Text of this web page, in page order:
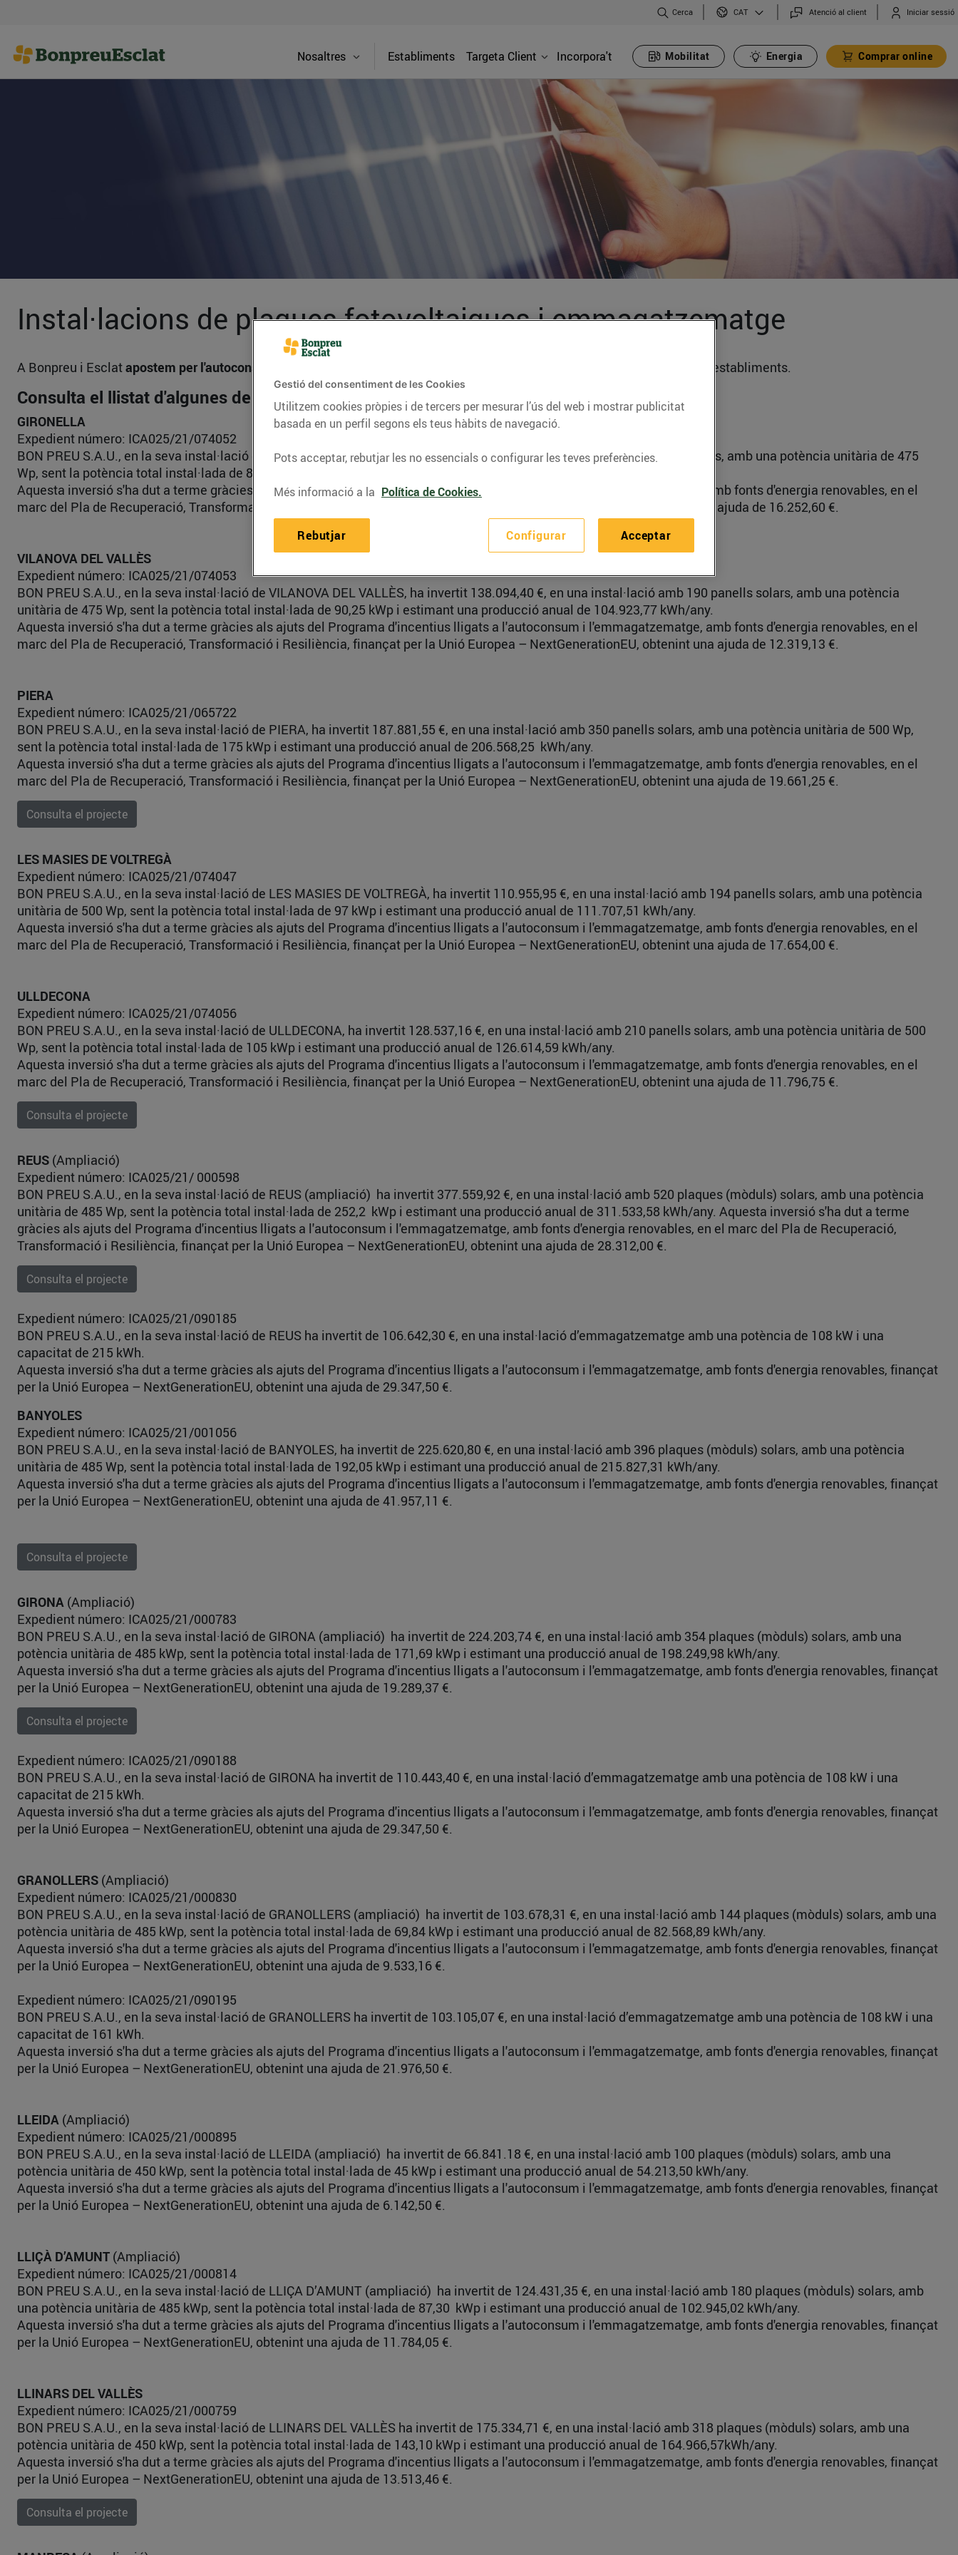
Cerca CAT Atenció al client Iniciar sessió
Nosaltres Establiments Targeta Client Incorpora't Mobilitat Energia Comprar online
Instal·lacions de plaques fotovoltaiques i emmagatzematge
A Bonpreu i Esclatapostem per l'autoconsum, la instal·lació de plaques fotovoltaiques i emmagatzematge en els nostres establiments.
Consulta el llistat d'algunes de les instal·lacions actuals:
GIRONELLA
Expedient número: ICA025/21/074052
BON PREU S.A.U., en la seva instal·lació de GIRONELLA ha invertit 136.909,83 €, en una instal·lació amb 188 panells solars, amb una potència unitària de 475
Wp, sent la potència total instal·lada de 89,30 kWp i estimant una producció anual de 100.984,67 kWh/any.
Aquesta inversió s'ha dut a terme gràcies als ajuts del Programa d'incentius lligats a l'autoconsum i l'emmagatzematge, amb fonts d'energia renovables, en el
marc del Pla de Recuperació, Transformació i Resiliència, finançat per la Unió Europea – NextGenerationEU, obtenint una ajuda de 16.252,60 €.
VILANOVA DEL VALLÈS
Expedient número: ICA025/21/074053
BON PREU S.A.U., en la seva instal·lació de VILANOVA DEL VALLÈS, ha invertit 138.094,40 €, en una instal·lació amb 190 panells solars, amb una potència
unitària de 475 Wp, sent la potència total instal·lada de 90,25 kWp i estimant una producció anual de 104.923,77 kWh/any.
Aquesta inversió s'ha dut a terme gràcies als ajuts del Programa d'incentius lligats a l'autoconsum i l'emmagatzematge, amb fonts d'energia renovables, en el
marc del Pla de Recuperació, Transformació i Resiliència, finançat per la Unió Europea – NextGenerationEU, obtenint una ajuda de 12.319,13 €.
PIERA
Expedient número: ICA025/21/065722
BON PREU S.A.U., en la seva instal·lació de PIERA, ha invertit 187.881,55 €, en una instal·lació amb 350 panells solars, amb una potència unitària de 500 Wp,
sent la potència total instal·lada de 175 kWp i estimant una producció anual de 206.568,25 kWh/any.
Aquesta inversió s'ha dut a terme gràcies als ajuts del Programa d'incentius lligats a l'autoconsum i l'emmagatzematge, amb fonts d'energia renovables, en el
marc del Pla de Recuperació, Transformació i Resiliència, finançat per la Unió Europea – NextGenerationEU, obtenint una ajuda de 19.661,25 €.
Consulta el projecte
LES MASIES DE VOLTREGÀ
Expedient número: ICA025/21/074047
BON PREU S.A.U., en la seva instal·lació de LES MASIES DE VOLTREGÀ, ha invertit 110.955,95 €, en una instal·lació amb 194 panells solars, amb una potència
unitària de 500 Wp, sent la potència total instal·lada de 97 kWp i estimant una producció anual de 111.707,51 kWh/any.
Aquesta inversió s'ha dut a terme gràcies als ajuts del Programa d'incentius lligats a l'autoconsum i l'emmagatzematge, amb fonts d'energia renovables, en el
marc del Pla de Recuperació, Transformació i Resiliència, finançat per la Unió Europea – NextGenerationEU, obtenint una ajuda de 17.654,00 €.
ULLDECONA
Expedient número: ICA025/21/074056
BON PREU S.A.U., en la seva instal·lació de ULLDECONA, ha invertit 128.537,16 €, en una instal·lació amb 210 panells solars, amb una potència unitària de 500
Wp, sent la potència total instal·lada de 105 kWp i estimant una producció anual de 126.614,59 kWh/any.
Aquesta inversió s'ha dut a terme gràcies als ajuts del Programa d'incentius lligats a l'autoconsum i l'emmagatzematge, amb fonts d'energia renovables, en el
marc del Pla de Recuperació, Transformació i Resiliència, finançat per la Unió Europea – NextGenerationEU, obtenint una ajuda de 11.796,75 €.
Consulta el projecte
REUS (Ampliació)
Expedient número: ICA025/21/ 000598
BON PREU S.A.U., en la seva instal·lació de REUS (ampliació) ha invertit 377.559,92 €, en una instal·lació amb 520 plaques (mòduls) solars, amb una potència
unitària de 485 Wp, sent la potència total instal·lada de 252,2 kWp i estimant una producció anual de 311.533,58 kWh/any. Aquesta inversió s'ha dut a terme
gràcies als ajuts del Programa d'incentius lligats a l'autoconsum i l'emmagatzematge, amb fonts d'energia renovables, en el marc del Pla de Recuperació,
Transformació i Resiliència, finançat per la Unió Europea – NextGenerationEU, obtenint una ajuda de 28.312,00 €.
Consulta el projecte
Expedient número: ICA025/21/090185
BON PREU S.A.U., en la seva instal·lació de REUS ha invertit de 106.642,30 €, en una instal·lació d’emmagatzematge amb una potència de 108 kW i una
capacitat de 215 kWh.
Aquesta inversió s'ha dut a terme gràcies als ajuts del Programa d'incentius lligats a l'autoconsum i l'emmagatzematge, amb fonts d'energia renovables, finançat
per la Unió Europea – NextGenerationEU, obtenint una ajuda de 29.347,50 €.
BANYOLES
Expedient número: ICA025/21/001056
BON PREU S.A.U., en la seva instal·lació de BANYOLES, ha invertit de 225.620,80 €, en una instal·lació amb 396 plaques (mòduls) solars, amb una potència
unitària de 485 Wp, sent la potència total instal·lada de 192,05 kWp i estimant una producció anual de 215.827,31 kWh/any.
Aquesta inversió s'ha dut a terme gràcies als ajuts del Programa d'incentius lligats a l'autoconsum i l'emmagatzematge, amb fonts d'energia renovables, finançat
per la Unió Europea – NextGenerationEU, obtenint una ajuda de 41.957,11 €.
Consulta el projecte
GIRONA (Ampliació)
Expedient número: ICA025/21/000783
BON PREU S.A.U., en la seva instal·lació de GIRONA (ampliació) ha invertit de 224.203,74 €, en una instal·lació amb 354 plaques (mòduls) solars, amb una
potència unitària de 485 kWp, sent la potència total instal·lada de 171,69 kWp i estimant una producció anual de 198.249,98 kWh/any.
Aquesta inversió s'ha dut a terme gràcies als ajuts del Programa d'incentius lligats a l'autoconsum i l'emmagatzematge, amb fonts d'energia renovables, finançat
per la Unió Europea – NextGenerationEU, obtenint una ajuda de 19.289,37 €.
Consulta el projecte
Expedient número: ICA025/21/090188
BON PREU S.A.U., en la seva instal·lació de GIRONA ha invertit de 110.443,40 €, en una instal·lació d’emmagatzematge amb una potència de 108 kW i una
capacitat de 215 kWh.
Aquesta inversió s'ha dut a terme gràcies als ajuts del Programa d'incentius lligats a l'autoconsum i l'emmagatzematge, amb fonts d'energia renovables, finançat
per la Unió Europea – NextGenerationEU, obtenint una ajuda de 29.347,50 €.
GRANOLLERS (Ampliació)
Expedient número: ICA025/21/000830
BON PREU S.A.U., en la seva instal·lació de GRANOLLERS (ampliació) ha invertit de 103.678,31 €, en una instal·lació amb 144 plaques (mòduls) solars, amb una
potència unitària de 485 kWp, sent la potència total instal·lada de 69,84 kWp i estimant una producció anual de 82.568,89 kWh/any.
Aquesta inversió s'ha dut a terme gràcies als ajuts del Programa d'incentius lligats a l'autoconsum i l'emmagatzematge, amb fonts d'energia renovables, finançat
per la Unió Europea – NextGenerationEU, obtenint una ajuda de 9.533,16 €.
Expedient número: ICA025/21/090195
BON PREU S.A.U., en la seva instal·lació de GRANOLLERS ha invertit de 103.105,07 €, en una instal·lació d’emmagatzematge amb una potència de 108 kW i una
capacitat de 161 kWh.
Aquesta inversió s'ha dut a terme gràcies als ajuts del Programa d'incentius lligats a l'autoconsum i l'emmagatzematge, amb fonts d'energia renovables, finançat
per la Unió Europea – NextGenerationEU, obtenint una ajuda de 21.976,50 €.
LLEIDA (Ampliació)
Expedient número: ICA025/21/000895
BON PREU S.A.U., en la seva instal·lació de LLEIDA (ampliació) ha invertit de 66.841.18 €, en una instal·lació amb 100 plaques (mòduls) solars, amb una
potència unitària de 450 kWp, sent la potència total instal·lada de 45 kWp i estimant una producció anual de 54.213,50 kWh/any.
Aquesta inversió s'ha dut a terme gràcies als ajuts del Programa d'incentius lligats a l'autoconsum i l'emmagatzematge, amb fonts d'energia renovables, finançat
per la Unió Europea – NextGenerationEU, obtenint una ajuda de 6.142,50 €.
LLIÇÀ D’AMUNT (Ampliació)
Expedient número: ICA025/21/000814
BON PREU S.A.U., en la seva instal·lació de LLIÇA D’AMUNT (ampliació) ha invertit de 124.431,35 €, en una instal·lació amb 180 plaques (mòduls) solars, amb
una potència unitària de 485 kWp, sent la potència total instal·lada de 87,30 kWp i estimant una producció anual de 102.945,02 kWh/any.
Aquesta inversió s'ha dut a terme gràcies als ajuts del Programa d'incentius lligats a l'autoconsum i l'emmagatzematge, amb fonts d'energia renovables, finançat
per la Unió Europea – NextGenerationEU, obtenint una ajuda de 11.784,05 €.
LLINARS DEL VALLÈS
Expedient número: ICA025/21/000759
BON PREU S.A.U., en la seva instal·lació de LLINARS DEL VALLÈS ha invertit de 175.334,71 €, en una instal·lació amb 318 plaques (mòduls) solars, amb una
potència unitària de 450 kWp, sent la potència total instal·lada de 143,10 kWp i estimant una producció anual de 164.966,57kWh/any.
Aquesta inversió s'ha dut a terme gràcies als ajuts del Programa d'incentius lligats a l'autoconsum i l'emmagatzematge, amb fonts d'energia renovables, finançat
per la Unió Europea – NextGenerationEU, obtenint una ajuda de 13.513,46 €.
Consulta el projecte
Gestió del consentiment de les Cookies
Utilitzem cookies pròpies i de tercers per mesurar l’ús del web i mostrar publicitat
basada en un perfil segons els teus hàbits de navegació.
Pots acceptar, rebutjar les no essencials o configurar les teves preferències.
Més informació a la Política de Cookies.
Configurar
Rebutjar Acceptar